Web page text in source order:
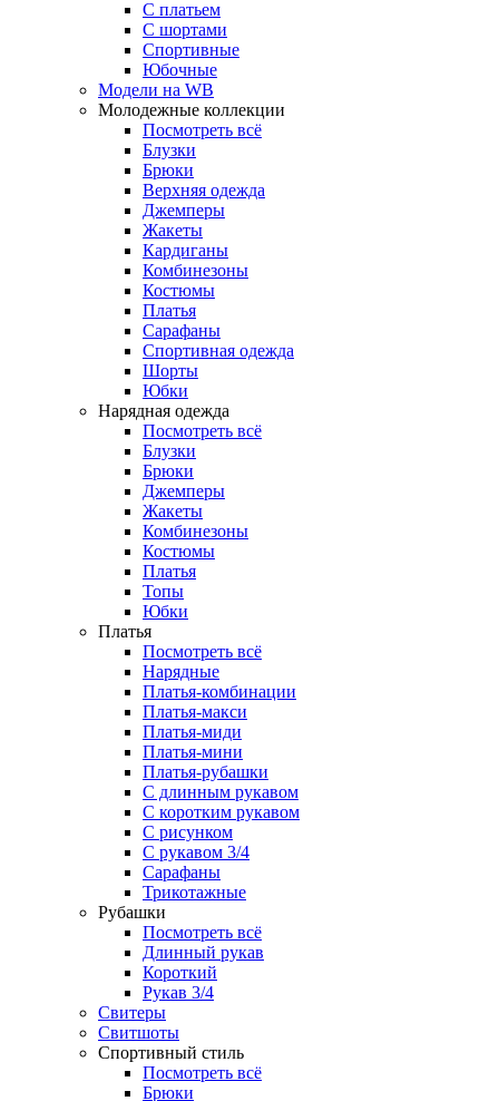
С платьем
С шортами
Спортивные
Юбочные
Модели на WB
Молодежные коллекции
Посмотреть всё
Блузки
Брюки
Верхняя одежда
Джемперы
Жакеты
Кардиганы
Комбинезоны
Костюмы
Платья
Сарафаны
Спортивная одежда
Шорты
Юбки
Нарядная одежда
Посмотреть всё
Блузки
Брюки
Джемперы
Жакеты
Комбинезоны
Костюмы
Платья
Топы
Юбки
Платья
Посмотреть всё
Нарядные
Платья-комбинации
Платья-макси
Платья-миди
Платья-мини
Платья-рубашки
С длинным рукавом
С коротким рукавом
С рисунком
С рукавом 3/4
Сарафаны
Трикотажные
Рубашки
Посмотреть всё
Длинный рукав
Короткий
Рукав 3/4
Свитеры
Свитшоты
Спортивный стиль
Посмотреть всё
Брюки